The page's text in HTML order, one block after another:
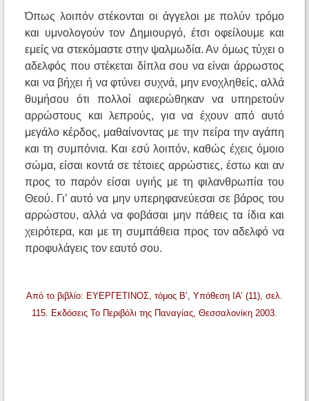
Όπως λοιπόν στέκονται οι άγγελοι με πολύν τρόμο
και υμνολογούν τον Δημιουργό, έτσι οφείλουμε και
εμείς να στεκόμαστε στην ψαλμωδία. Αν όμως τύχει ο
αδελφός που στέκεται δίπλα σου να είναι άρρωστος
και να βήχει ή να φτύνει συχνά, μην ενοχληθείς, αλλά
θυμήσου ότι πολλοί αφιερώθηκαν να υπηρετούν
αρρώστους και λεπρούς, για να έχουν από αυτό
μεγάλο κέρδος, μαθαίνοντας με την πείρα την αγάπη
και τη συμπόνια. Και εσύ λοιπόν, καθώς έχεις όμοιο
σώμα, είσαι κοντά σε τέτοιες αρρώστιες, έστω και αν
προς το παρόν είσαι υγιής με τη φιλανθρωπία του
Θεού. Γι’ αυτό να μην υπερηφανεύεσαι σε βάρος του
αρρώστου, αλλά να φοβάσαι μην πάθεις τα ίδια και
χειρότερα, και με τη συμπάθεια προς τον αδελφό να
προφυλάγεις τον εαυτό σου.
Από το βιβλίο: ΕΥΕΡΓΕΤΙΝΟΣ, τόμος Β’, Υπόθεση ΙΑ’ (11), σελ.
115. Εκδόσεις Το Περιβόλι της Παναγίας, Θεσσαλονίκη 2003.